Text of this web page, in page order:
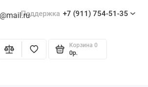
Поддержка +7 (911) 754-51-35
Корзина 0
0р.